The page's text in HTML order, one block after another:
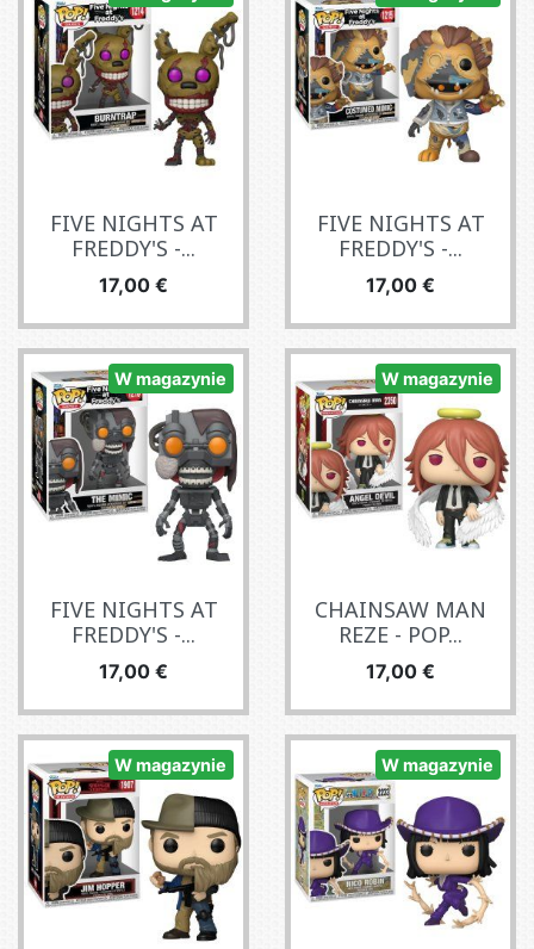
FIVE NIGHTS AT
FREDDY'S -...
Cena
17,00 €
FIVE NIGHTS AT
FREDDY'S -...
Cena
17,00 €
W magazynie
FIVE NIGHTS AT
FREDDY'S -...
Cena
17,00 €
W magazynie
CHAINSAW MAN
REZE - POP...
Cena
17,00 €
W magazynie W magazynie